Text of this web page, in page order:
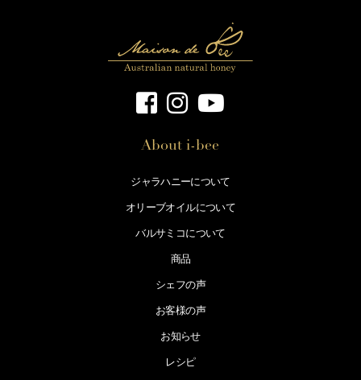
About i-bee
ジャラハニーについて
オリーブオイルについて
バルサミコについて
商品
シェフの声
お客様の声
お知らせ
レシピ